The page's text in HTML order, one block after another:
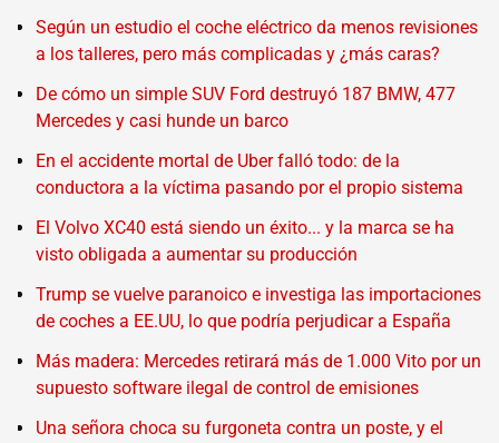
Según un estudio el coche eléctrico da menos revisiones
a los talleres, pero más complicadas y ¿más caras?
De cómo un simple SUV Ford destruyó 187 BMW, 477
Mercedes y casi hunde un barco
En el accidente mortal de Uber falló todo: de la
conductora a la víctima pasando por el propio sistema
El Volvo XC40 está siendo un éxito... y la marca se ha
visto obligada a aumentar su producción
Trump se vuelve paranoico e investiga las importaciones
de coches a EE.UU, lo que podría perjudicar a España
Más madera: Mercedes retirará más de 1.000 Vito por un
supuesto software ilegal de control de emisiones
Una señora choca su furgoneta contra un poste, y el